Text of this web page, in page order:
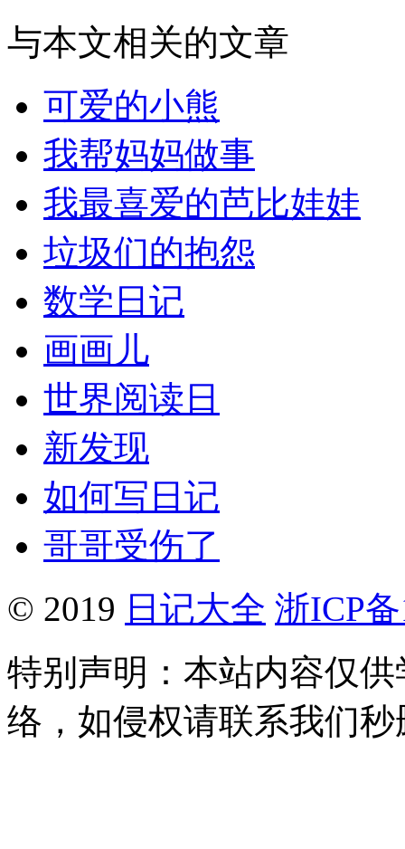
与本文相关的文章
可爱的小熊
我帮妈妈做事
我最喜爱的芭比娃娃
垃圾们的抱怨
数学日记
画画儿
世界阅读日
新发现
如何写日记
哥哥受伤了
© 2019 日记大全 浙ICP
特别声明：本站内容仅
络，如侵权请联系我们秒